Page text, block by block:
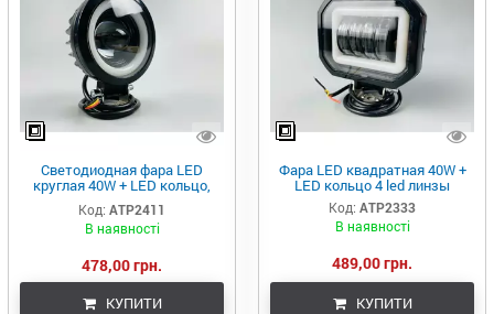
Светодиодная фара LED
круглая 40W + LED кольцо,
дополнительный свет
туманная фара
Код: ATP2411
В наявності
478,00 грн.
КУПИТИ
Фара LED квадратная 40W +
LED кольцо 4 led линзы
Код: ATP2333
В наявності
489,00 грн.
КУПИТИ